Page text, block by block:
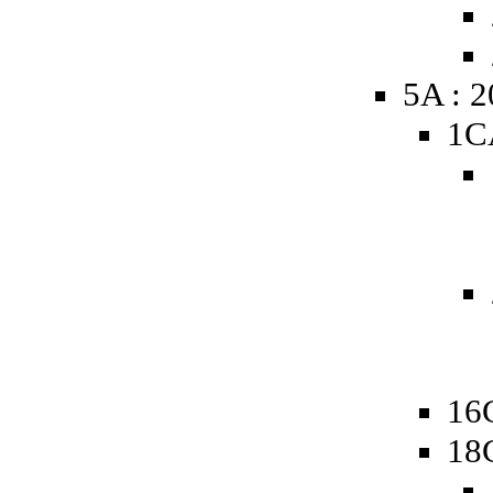
5A :